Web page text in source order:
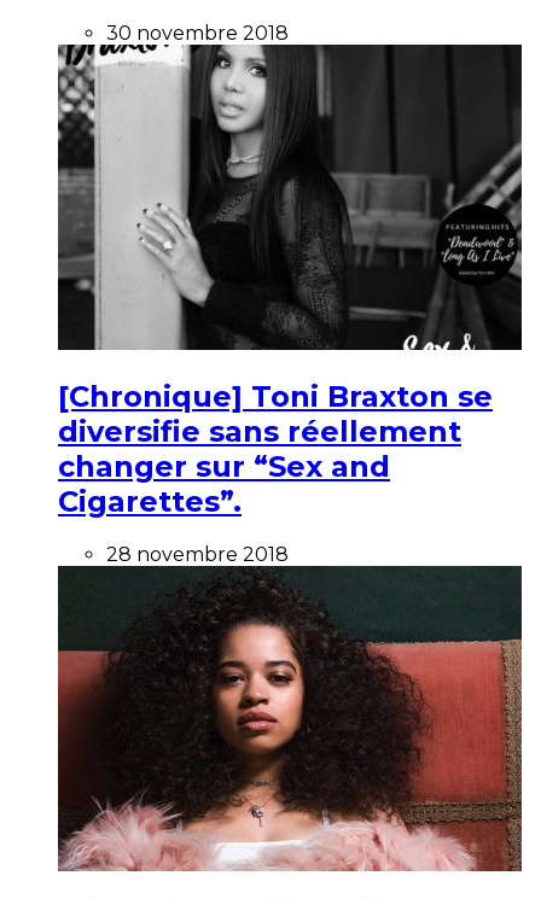
30 novembre 2018
[Chronique] Toni Braxton se
diversifie sans réellement
changer sur “Sex and
Cigarettes”.
28 novembre 2018